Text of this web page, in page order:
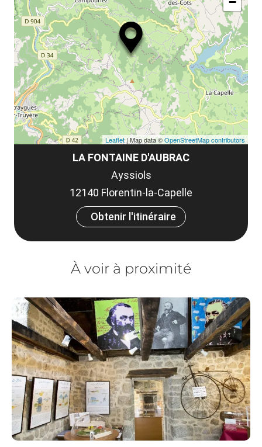
LA FONTAINE D'AUBRAC
Ayssiols
12140 Florentin-la-Capelle
Obtenir l'itinéraire
Leaflet| Map data ©OpenStreetMap contributors
À voir à proximité